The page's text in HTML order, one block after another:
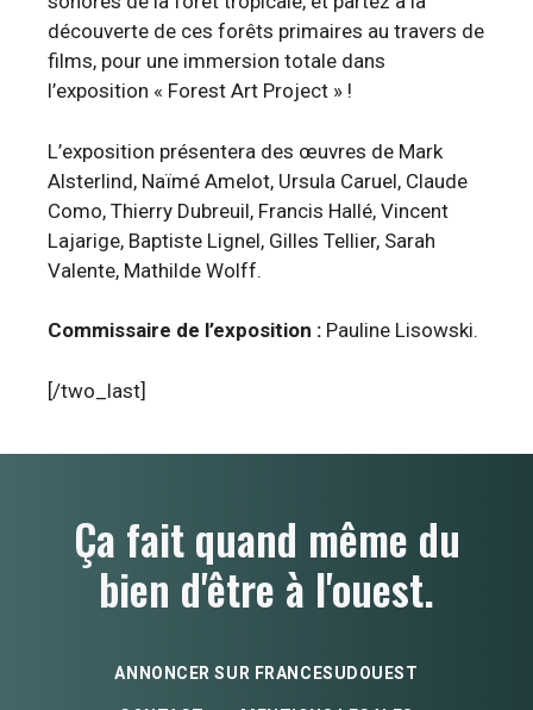
découverte de ces forêts primaires au travers de
films, pour une immersion totale dans
l’exposition « Forest Art Project » !
L’exposition présentera des œuvres de Mark
Alsterlind, Naïmé Amelot, Ursula Caruel, Claude
Como, Thierry Dubreuil, Francis Hallé, Vincent
Lajarige, Baptiste Lignel, Gilles Tellier, Sarah
Valente, Mathilde Wolff.
Commissaire de l’exposition : Pauline Lisowski.
[/two_last]
Ça fait quand même du
bien d'être à l'ouest.
ANNONCER SUR FRANCESUDOUEST